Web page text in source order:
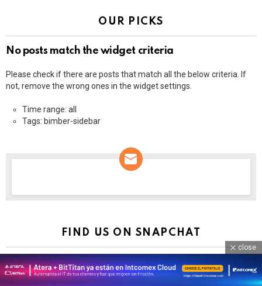
OUR PICKS
No posts match the widget criteria
Please check if there are posts that match all the below criteria. If
not, remove the wrong ones in the widget settings.
Time range: all
Tags: bimber-sidebar
FIND US ON SNAPCHAT
close